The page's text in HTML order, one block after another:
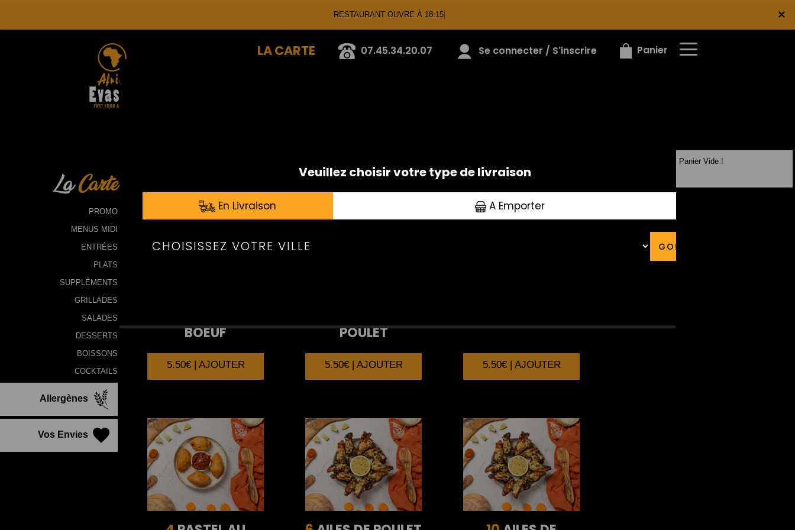
×
RESTAURANT OUVRE À 18:15
LA CARTE 07.45.34.20.07 Se connecter / S'inscrire Panier
×
LaCarte
PROMO
MENUS MIDI
ENTRÉES
PLATS
SUPPLÉMENTS
GRILLADES
SALADES
DESSERTS
BOISSONS
COCKTAILS
Allergènes
Vos Envies
ENTRÉES
BOEUF
5.50€ | AJOUTER
POULET
5.50€ | AJOUTER 5.50€ | AJOUTER
Panier Vide !